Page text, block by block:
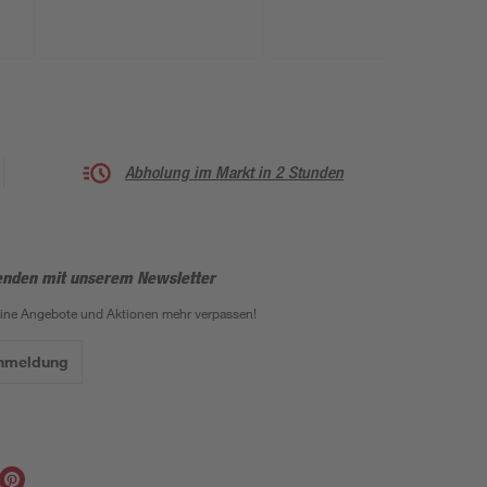
Abholung im Markt in 2 Stunden
mit unserem Newsletter
Angebote und Aktionen mehr verpassen!